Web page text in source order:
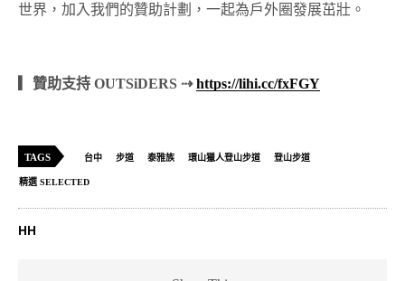
世界，加入我們的贊助計劃，一起為戶外圈發展茁壯。
▎贊助支持 OUTSiDERS ⇢https://lihi.cc/fxFGY
TAGS 台中 步道 泰雅族 環山獵人登山步道 登山步道
精選 SELECTED
HH